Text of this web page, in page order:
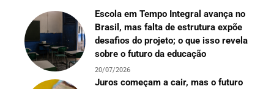
Escola em Tempo Integral avança no
Brasil, mas falta de estrutura expõe
desafios do projeto; o que isso revela
sobre o futuro da educação
20/07/2026
Juros começam a cair, mas o futuro